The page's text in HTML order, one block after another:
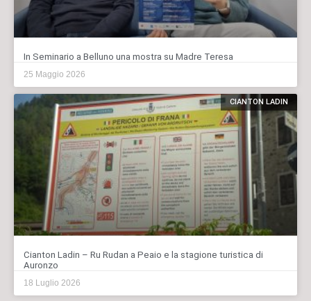
In Seminario a Belluno una mostra su Madre Teresa
25 Maggio 2026
CIANTON LADIN
Cianton Ladin – Ru Rudan a Peaio e la stagione turistica di
Auronzo
18 Luglio 2026